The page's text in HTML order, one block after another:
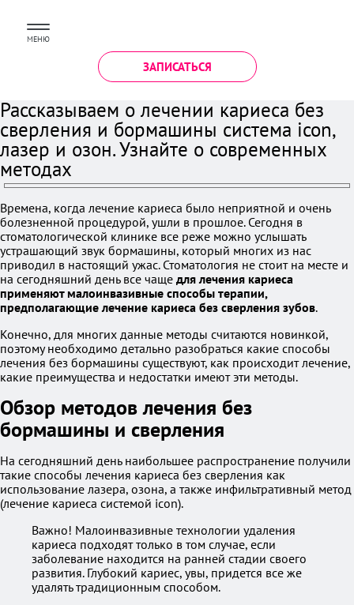
МЕНЮ
ЗАПИСАТЬСЯ
Рассказываем о лечении кариеса без
сверления и бормашины система icon,
лазер и озон. Узнайте о современных
методах
Времена, когда лечение кариеса было неприятной и очень
болезненной процедурой, ушли в прошлое. Сегодня в
стоматологической клинике все реже можно услышать
устрашающий звук бормашины, который многих из нас
приводил в настоящий ужас. Стоматология не стоит на месте и
на сегодняшний день все чаще для лечения кариеса
применяют малоинвазивные способы терапии,
предполагающие лечение кариеса без сверления зубов.
Конечно, для многих данные методы считаются новинкой,
поэтому необходимо детально разобраться какие способы
лечения без бормашины существуют, как происходит лечение,
какие преимущества и недостатки имеют эти методы.
Обзор методов лечения без
бормашины и сверления
На сегодняшний день наибольшее распространение получили
такие способы лечения кариеса без сверления как
использование лазера, озона, а также инфильтративный метод
(лечение кариеса системой icon).
Важно! Малоинвазивные технологии удаления
кариеса подходят только в том случае, если
заболевание находится на ранней стадии своего
развития. Глубокий кариес, увы, придется все же
удалять традиционным способом.